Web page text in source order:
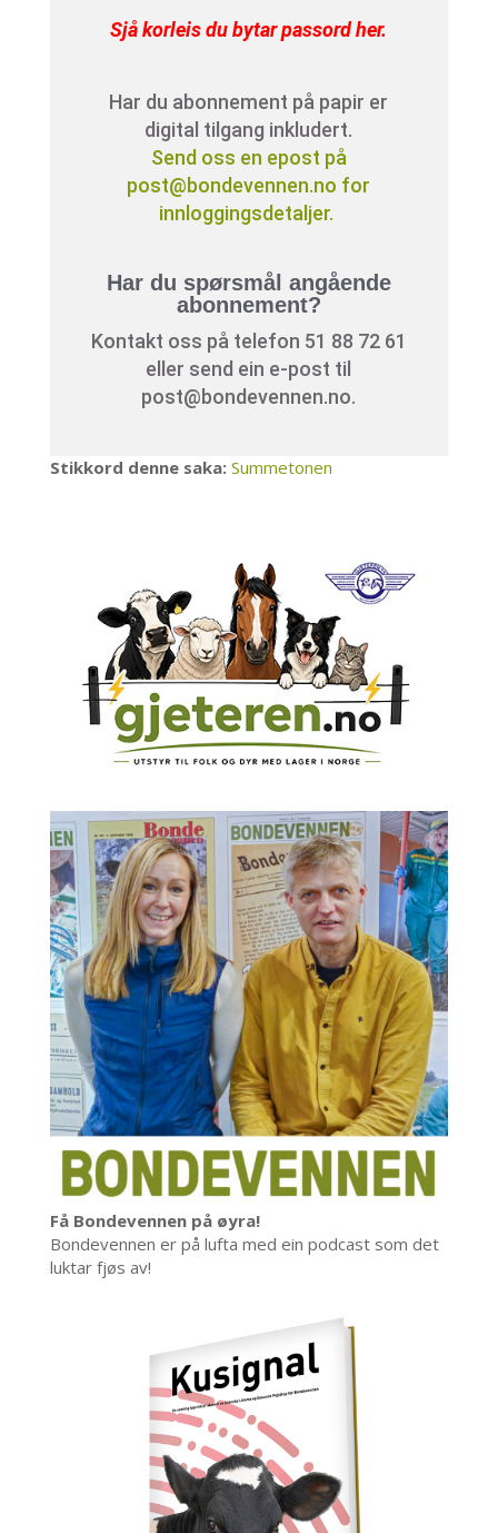
Sjå korleis du bytar passord her.
Har du abonnement på papir er
digital tilgang inkludert.
Send oss en epost på
post@bondevennen.no for
innloggingsdetaljer.
Har du spørsmål angående
abonnement?
Kontakt oss på telefon 51 88 72 61
eller send ein e-post til
post@bondevennen.no.
Stikkord denne saka: Summetonen
Få Bondevennen på øyra!
Bondevennen er på lufta med ein podcast som det
luktar fjøs av!